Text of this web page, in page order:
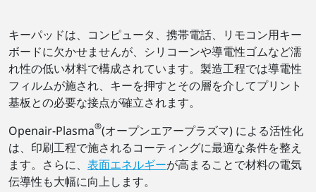
キーパッドは、コンピュータ、携帯電話、リモコン用キー
ボードに欠かせませんが、シリコーンや導電性ゴムなど濡
れ性の低い材料で構成されています。製造工程では導電性
フィルムが施され、キーを押すとその層を介してプリント
基板との必要な接点が確立されます。
Openair-Plasma®(オープンエアープラズマ) による活性化
は、印刷工程で施されるコーティングに最適な条件を整え
ます。さらに、 表面エネルギーが高まることで材料の電気
伝導性も大幅に向上します。